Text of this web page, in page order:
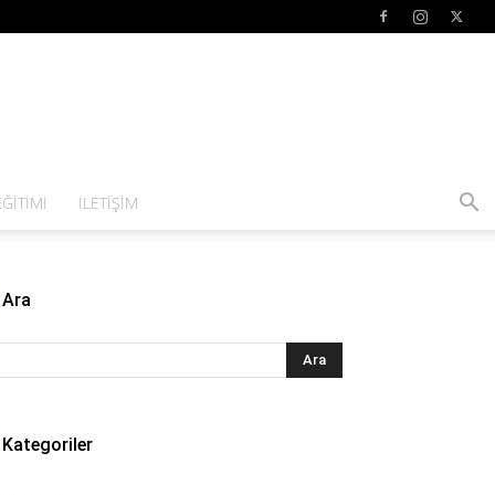
İLETIŞIM
Ara
Kategoriler